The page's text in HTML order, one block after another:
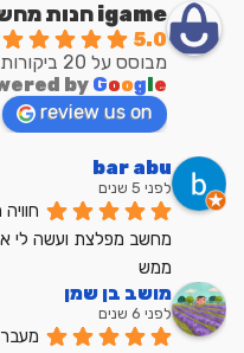
igame חנות מחשבים קונסולות וגיימיניג
5.0
מבוסס על 20 ביקורות
by Goog e
review us on
bar abu
לפני 5 שנים
ממש
מושב בן שמן
לפני 6 שנים